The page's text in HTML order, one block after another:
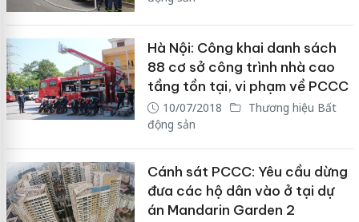
Hà Nội: Công khai danh sách
88 cơ sở công trình nhà cao
tầng tồn tại, vi phạm về PCCC
10/07/2018
Thương hiệu Bất
động sản
Cánh sát PCCC: Yêu cầu dừng
đưa các hộ dân vào ở tại dự
án Mandarin Garden 2